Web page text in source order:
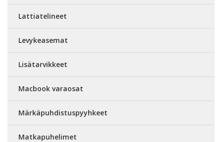
Lattiatelineet
Levykeasemat
Lisätarvikkeet
Macbook varaosat
Märkäpuhdistuspyyhkeet
Matkapuhelimet